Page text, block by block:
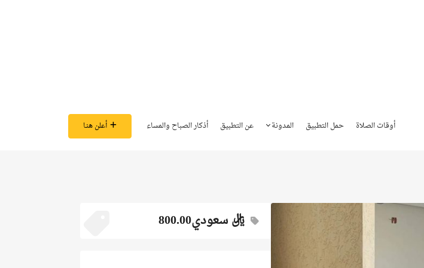
أوقات الصلاة حمل التطبيق المدونة عن التطبيق أذكار الصباح والمساء أعلن هنـا
ريال سعودي800.00